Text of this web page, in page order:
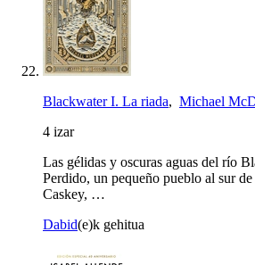
Blackwater I. La riada, Michael
4 izar
Las gélidas y oscuras aguas del río
Perdido, un pequeño pueblo al sur
Caskey, …
Dabid(e)k gehitua